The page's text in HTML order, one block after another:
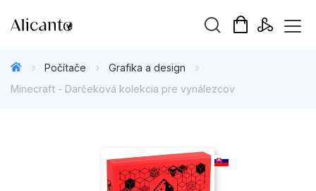
Připravujeme
Počítače
Grafika a design
Minecraft - Darčeková kolekcia pre vynálezcov